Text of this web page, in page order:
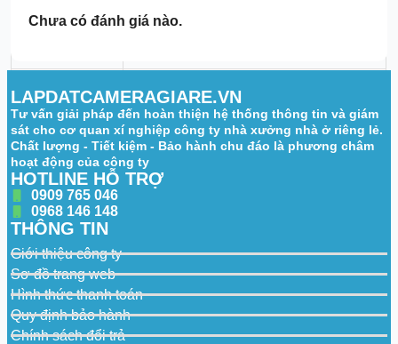
Max. Frame
Rate (Main
Stream)
1920 × 1080 @ 25/30 fps
Stream
Capability
3 streams
Bit Rate Control
Range
H.264/H.265: 3 Kbps – 8192 Kbps
WDR 120 dB
Noise
Reduction
Chưa có đánh giá nào.
LAPDATCAMERAGIARE.VN
Tư vấn giải pháp đến hoàn thiện hệ thống thông tin và giám
sát cho cơ quan xí nghiệp công ty nhà xưởng nhà ở riêng lẻ.
Chất lượng - Tiết kiệm - Bảo hành chu đáo là phương châm
hoạt động của công ty
HOTLINE HỖ TRỢ
0909 765 046
0968 146 148
THÔNG TIN
Giới thiệu công ty
Sơ đồ trang web
Hình thức thanh toán
Quy định bảo hành
Chính sách đổi trả